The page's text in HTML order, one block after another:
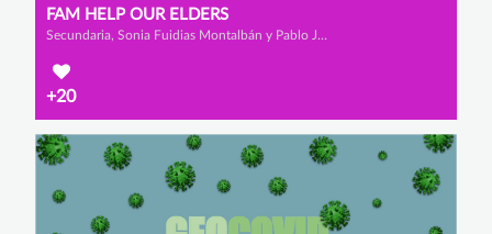
FAM HELP OUR ELDERS
Secundaria, Sonia Fuidias Montalbán y Pablo Javier Salas Orozco
+20